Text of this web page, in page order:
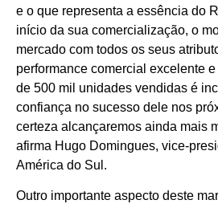
e o que representa a essência do
início da sua comercialização, o
mercado com todos os seus
performance comercial excelente
de 500 mil unidades vendidas é
confiança no sucesso dele nos
certeza alcançaremos ainda mais
afirma Hugo Domingues, vice-
América do Sul.
Outro importante aspecto deste